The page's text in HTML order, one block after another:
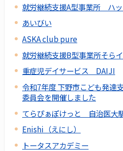
就労継続支援A型事業所 ハ
あいびい
ASKA club pure
就労継続支援B型事業所そら
重症児デイサービス DAIJI
令和7年度 下野市こども発達
委員会を開催しました
てらぴぁぽけっと 自治医大
Enishi（えにし）
トータスアカデミー